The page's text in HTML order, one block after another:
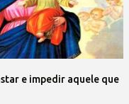
e impedir aquele que